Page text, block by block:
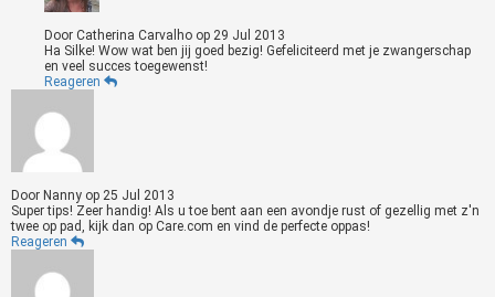
Door Catherina Carvalho op 29 Jul 2013
Ha Silke! Wow wat ben jij goed bezig! Gefeliciteerd met je zwangerschap
en veel succes toegewenst!
Reageren
Door Nanny op 25 Jul 2013
Super tips! Zeer handig! Als u toe bent aan een avondje rust of gezellig met z'n
twee op pad, kijk dan op Care.com en vind de perfecte oppas!
Reageren